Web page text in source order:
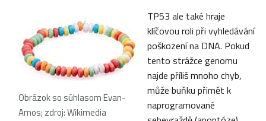
Obrázok so súhlasom Evan-
Amos; zdroj: Wikimedia
TP53 ale také hraje
klíčovou roli při vyhledávání
poškození na DNA. Pokud
tento strážce genomu
najde příliš mnoho chyb,
může buňku přimět k
naprogramované